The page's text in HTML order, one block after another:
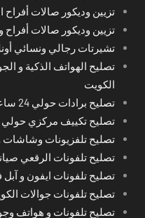
تزيين وديكور صالات أفراح
تزيين وديكور صالات أفراح
تشيرتات رجالي ونسائي
تصليح الهواتف الذكية و
الكويت
تصليح برادات حولي 24 ساعة فني تصليح برادات باكستاني
تصليح تكييف مركزي
تصليح تلفزيونات وشاشات
تصليح تلفونات الرقعي
تصليح تلفونات ايفون و
تصليح تلفونات جوالات
تصليح تلفونات و هواتف